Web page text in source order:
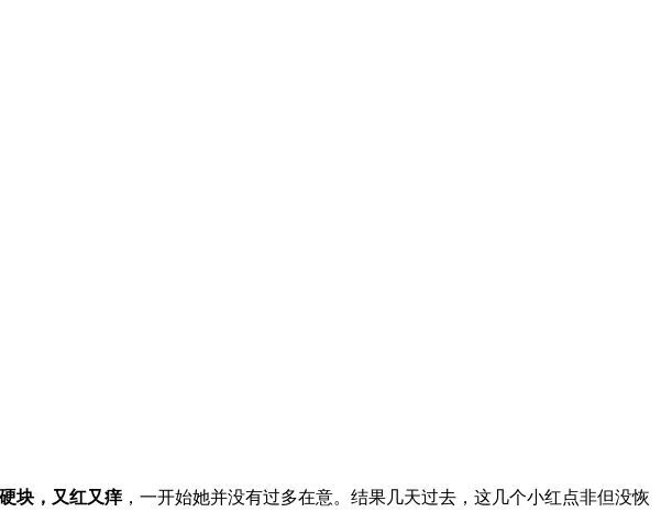
块，又红又痒，一开始她并没有过多在意。结果几天过去，这几个小红点非但没恢